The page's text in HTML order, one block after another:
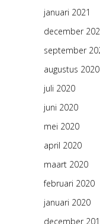
januari 2021
december
september
augustus 2020
juli 2020
juni 2020
mei 2020
april 2020
maart 2020
februari 2020
januari 2020
december